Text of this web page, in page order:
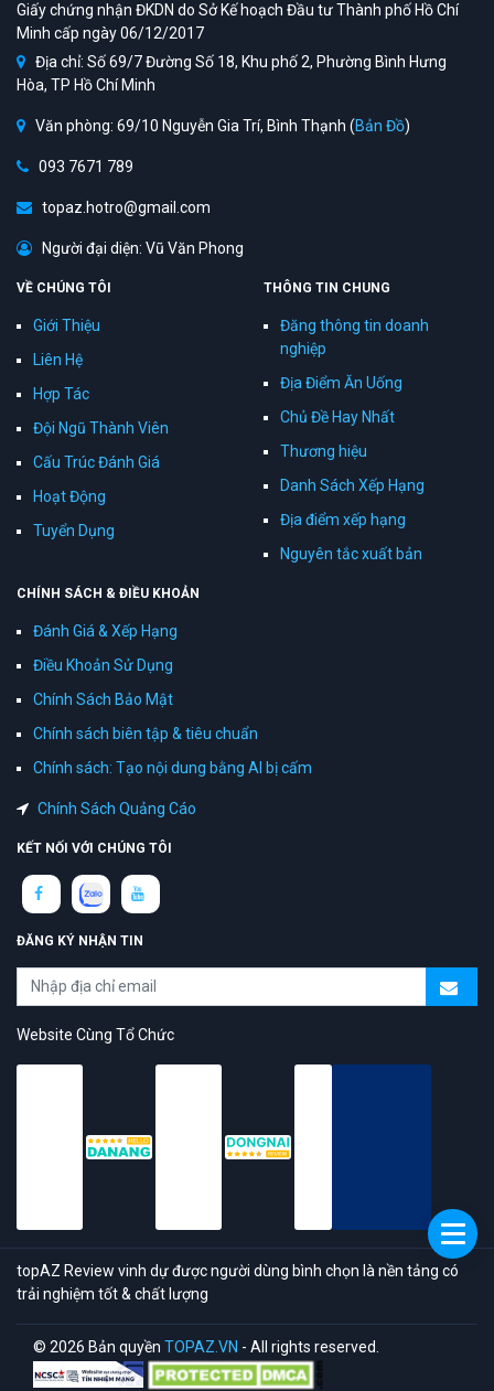
Giấy chứng nhận ĐKDN do Sở Kế hoạch Đầu tư Thành phố Hồ Chí
Minh cấp ngày 06/12/2017
Địa chỉ: Số 69/7 Đường Số 18, Khu phố 2, Phường Bình Hưng
Hòa, TP Hồ Chí Minh
Văn phòng: 69/10 Nguyễn Gia Trí, Bình Thạnh (Bản Đồ)
093 7671 789
topaz.hotro@gmail.com
Người đại diện: Vũ Văn Phong
VỀ CHÚNG TÔI
Giới Thiệu
Liên Hệ
Hợp Tác
Đội Ngũ Thành Viên
Cấu Trúc Đánh Giá
Hoạt Động
Tuyển Dụng
THÔNG TIN CHUNG
Đăng thông tin doanh
nghiệp
Địa Điểm Ăn Uống
Chủ Đề Hay Nhất
Thương hiệu
Danh Sách Xếp Hạng
Địa điểm xếp hạng
Nguyên tắc xuất bản
CHÍNH SÁCH & ĐIỀU KHOẢN
Đánh Giá & Xếp Hạng
Điều Khoản Sử Dụng
Chính Sách Bảo Mật
Chính sách biên tập & tiêu chuẩn
Chính sách: Tạo nội dung bằng AI bị cấm
Chính Sách Quảng Cáo
KẾT NỐI VỚI CHÚNG TÔI
ĐĂNG KÝ NHẬN TIN
Website Cùng Tổ Chức
topAZ Review vinh dự được người dùng bình chọn là nền tảng có
trải nghiệm tốt & chất lượng
© 2026 Bản quyền TOPAZ.VN - All rights reserved.